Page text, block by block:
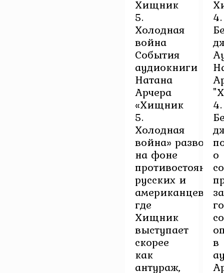
Хищник
5.
Холодная
война
События
аудиокниги
Натана
Арчера
«Хищник
5.
Холодная
война»
на фоне
противостояния
русских и
американцев,
где
Хищник
выступает
скорее
как
антураж,
4.
4.
о
в